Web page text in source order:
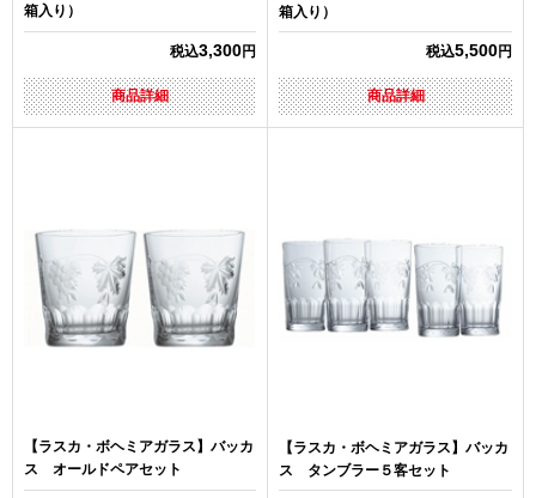
箱入り）
税込3,300円
商品詳細
箱入り）
税込5,500円
商品詳細
【ラスカ・ボヘミアガラス】バッカ
ス オールドペアセット
【ラスカ・ボヘミアガラス】バッカ
ス タンブラー５客セット